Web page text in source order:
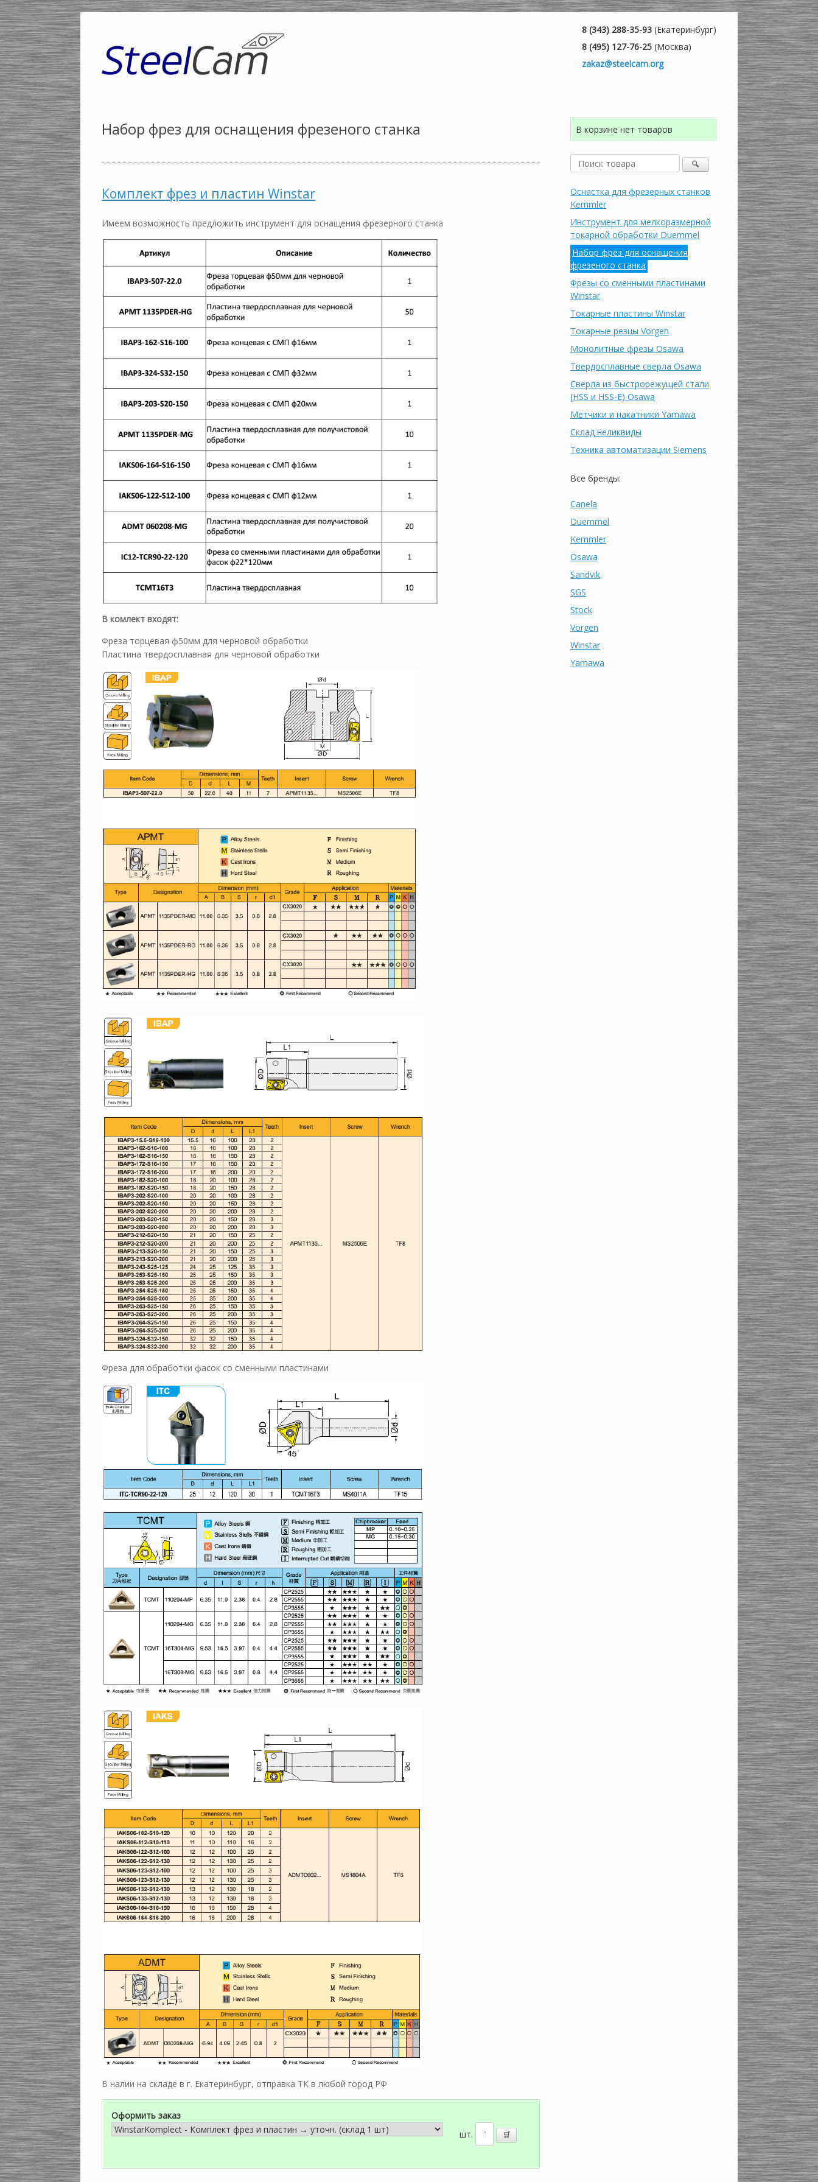
8 (343) 288-35-93 (Екатеринбург)
8 (495) 127-76-25 (Москва)
zakaz@steelcam.org
Набор фрез для оснащения фрезеного станка
Комплект фрез и пластин Winstar
Имеем возможность предложить инструмент для оснащения фрезерного станка
В комлект входят:
Фреза торцевая ф50мм для черновой обработки
Пластина твердосплавная для черновой обработки
Фреза для обработки фасок со сменными пластинами
В налии на складе в г. Екатеринбург, отправка ТК в любой город РФ
Оформить заказ
шт.
В корзине нет товаров
Оснастка для фрезерных станков
Kemmler
Инструмент для мелкоразмерной
токарной обработки Duemmel
Набор фрез для оснащения
фрезеного станка
Фрезы со сменными пластинами
Winstar
Токарные пластины Winstar
Токарные резцы Vorgen
Монолитные фрезы Osawa
Твердосплавные сверла Osawa
Сверла из быстрорежущей стали
(HSS и HSS-E) Osawa
Метчики и накатники Yamawa
Склад неликвиды
Техника автоматизации Siemens
Все бренды:
Canela
Duemmel
Kemmler
Osawa
Sandvik
SGS
Stock
Vorgen
Winstar
Yamawa